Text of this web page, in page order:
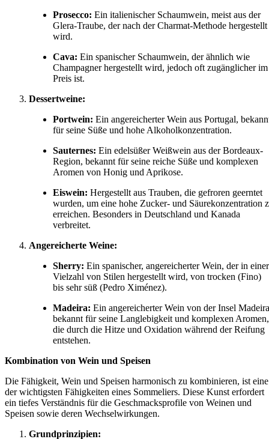
Prosecco: Ein italienischer Schaumwein, meist aus der
Glera-Traube, der nach der Charmat-Methode hergestellt
wird.
Cava: Ein spanischer Schaumwein, der ähnlich wie
Champagner hergestellt wird, jedoch oft zugänglicher im
Preis ist.
Dessertweine:
Portwein: Ein angereicherter Wein aus Portugal,
für seine Süße und hohe Alkoholkonzentration.
Sauternes: Ein edelsüßer Weißwein aus der Bordeaux-
Region, bekannt für seine reiche Süße und komplexen
Aromen von Honig und Aprikose.
Eiswein: Hergestellt aus Trauben, die gefroren geerntet
wurden, um eine hohe Zucker- und Säurekonzentration
erreichen. Besonders in Deutschland und Kanada
verbreitet.
Angereicherte Weine:
Sherry: Ein spanischer, angereicherter Wein, der in einer
Vielzahl von Stilen hergestellt wird, von trocken (Fino)
bis sehr süß (Pedro Ximénez).
Madeira: Ein angereicherter Wein von der Insel
bekannt für seine Langlebigkeit und komplexen Aromen,
die durch die Hitze und Oxidation während der Reifung
entstehen.
Kombination von Wein und Speisen
Die Fähigkeit, Wein und Speisen harmonisch zu kombinieren, ist eine
der wichtigsten Fähigkeiten eines Sommeliers. Diese Kunst erfordert
ein tiefes Verständnis für die Geschmacksprofile von Weinen und
Speisen sowie deren Wechselwirkungen.
Grundprinzipien: